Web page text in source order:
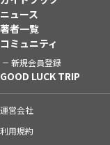
ニュース
著者一覧
コミュニティ
新規会員登録
GOOD LUCK TRIP
運営会社
利用規約